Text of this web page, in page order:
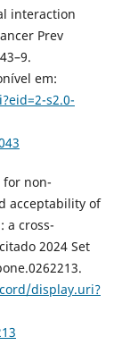
interaction
Prev
em:
s2.0-
for non-
acceptability of
a cross-
2024 Set
display.uri?